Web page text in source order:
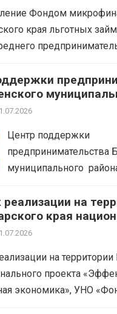
каникулы;
дальше
Фондом
края льготных
Срок от 7 мес. до 36
8,15 % годовых
края
Центр поддержки
предпринимательства
муниципального
БЕСПЛАТНЫЕ
Бухгалтерский учет и
деклараций; Трудовое
планирование и
Микрозаймы для
низким ставкам;
на
края
и
на территории
проекта
экономика», УНО